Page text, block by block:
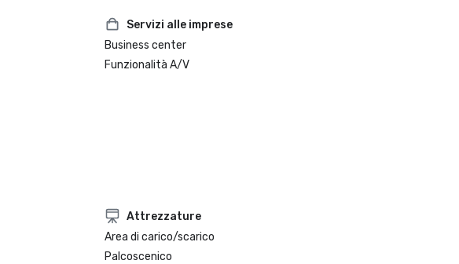
Servizi alle imprese
Business center
Funzionalità A/V
Attrezzature
Area di carico/scarico
Palcoscenico